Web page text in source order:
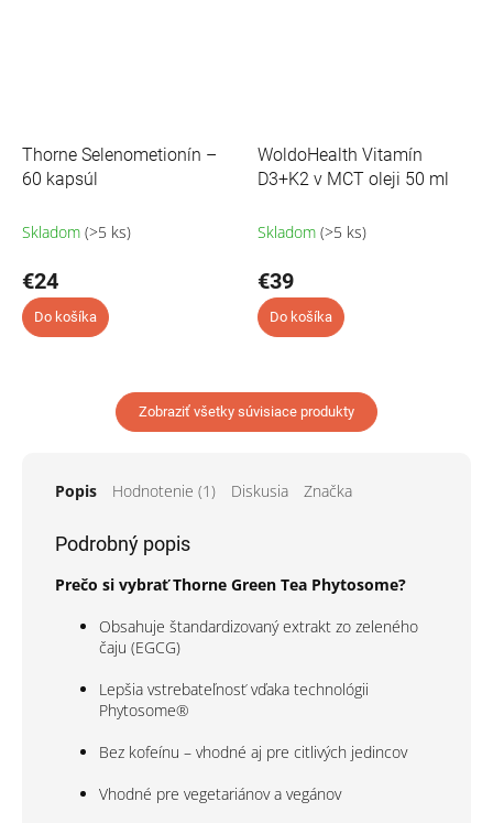
Thorne Selenometionín –
60 kapsúl
Skladom (>5 ks)
€24
Do košíka
WoldoHealth Vitamín
D3+K2 v MCT oleji 50 ml
Skladom (>5 ks)
€39
Do košíka
Zobraziť všetky súvisiace produkty
Popis Hodnotenie (1) Diskusia Značka
Podrobný popis
Prečo si vybrať Thorne Green Tea Phytosome?
Obsahuje štandardizovaný extrakt zo zeleného
čaju (EGCG)
Lepšia vstrebateľnosť vďaka technológii
Phytosome®
Bez kofeínu – vhodné aj pre citlivých jedincov
Vhodné pre vegetariánov a vegánov